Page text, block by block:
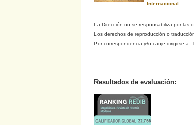
Internacional
La Dirección no se responsabiliza por las
Los derechos de reproducción o
Por correspondencia y/o canje dirigirse a:
Resultados de evaluación: